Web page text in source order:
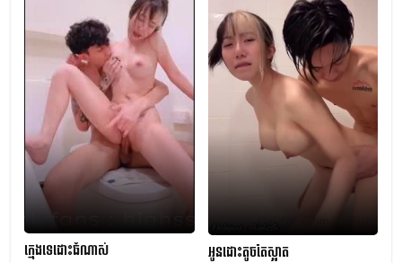
ក្មេងទេដោះធំណាស់ អូនដោះតូចតែស្អាត